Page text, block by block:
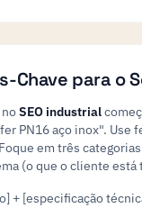
Chave para o
SEO industrial
PN16 aço inox". Use
em três
(o que o cliente
+ [especificação